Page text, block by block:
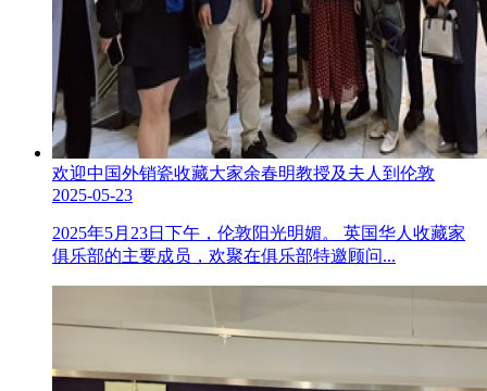
欢迎中国外销瓷收藏大家余春明教授及夫人到伦敦
2025-05-23
2025年5月23日下午，伦敦阳光明媚。 英国华人收藏家
俱乐部的主要成员，欢聚在俱乐部特邀顾问...